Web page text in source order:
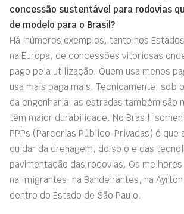
concessão sustentável para rodovias
de modelo para o Brasil?
Há inúmeros exemplos, tanto nos
na Europa, de concessões vitoriosas
pago pela utilização. Quem usa menos
usa mais paga mais. Tecnicamente, sob
da engenharia, as estradas também são
têm maior durabilidade. No Brasil,
PPPs (Parcerias Público-Privadas) é que
cuidar da drenagem, do solo e das
pavimentação das rodovias. Os
na Imigrantes, na Bandeirantes, na
dentro do Estado de São Paulo.